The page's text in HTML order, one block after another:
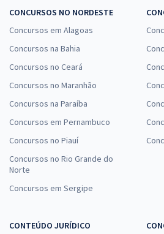
CONCURSOS NO NORDESTE
Concursos em Alagoas
Concursos na Bahia
Concursos no Ceará
Concursos no Maranhão
Concursos na Paraíba
Concursos em Pernambuco
Concursos no Piauí
Concursos no Rio Grande do
Norte
Concursos em Sergipe
CONTEÚDO JURÍDICO